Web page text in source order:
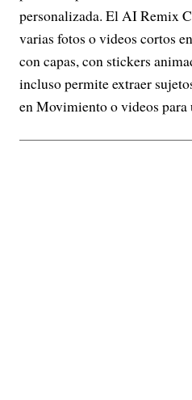
personalizada. El AI Remix
varias fotos o videos cortos
con capas, con stickers
incluso permite extraer
en Movimiento o videos para